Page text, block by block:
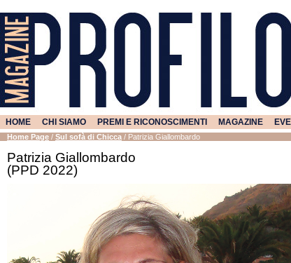
HOME CHI SIAMO PREMI E RICONOSCIMENTI MAGAZINE
Home Page / Sul sofà di Chicca / Patrizia Giallombardo
Patrizia Giallombardo
(PPD 2022)